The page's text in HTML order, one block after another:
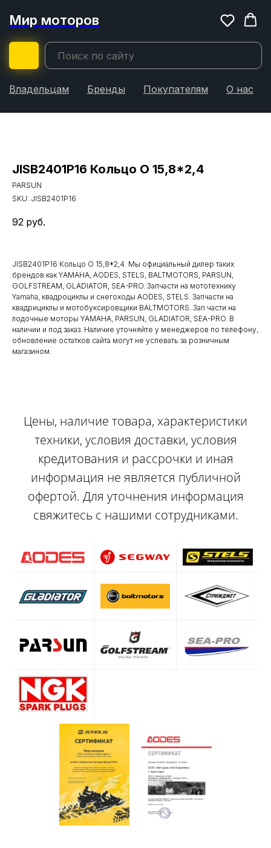
Мир моторов
Владельцам Бренды Покупателям О нас
JISB2401P16 Кольцо О 15,8*2,4
PARSUN
SKU: JISB2401P16
92 руб.
JISB2401P16 Кольцо О 15,8*2,4. Мы официальный дилер таких
брендов как YAMAHA, AODES, STELS, BALTMOTORS, PARSUN,
GOLFSTREAM, GLADIATOR, SEA-PRO. Запчасти на мототехнику
Yamaha, квадроциклы и снегоходы AODES, STELS. Запчасти на
квадрициклы и мотобуксировщики BALTMOTORS. Зап части на
лодочные моторы YAMAHA, PARSUN, GLADIATOR, SEA-PRO. В
наличии и под заказ. Наличие уточняйте у менеджеров по телефону,
обновление остатков сайта могут не успевать за розничным
магазином.
Цены, наличие товара, характеристики
техники, условия доставки, условия
кредитования и рассрочки и иная
информация не является публичной
офертой. Для уточнения информация
свяжитесь с нашими сотрудниками.